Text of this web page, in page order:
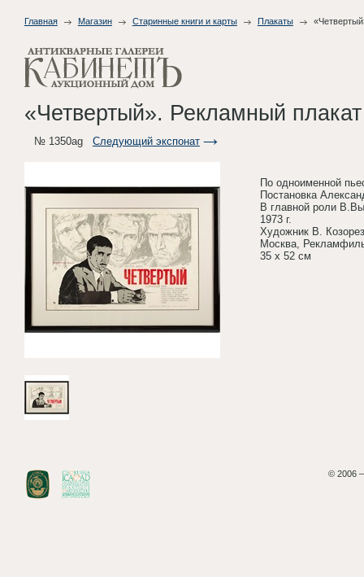
Главная Магазин Старинные книги и карты Плакаты
«Четвертый». Рекламный
№ 1350ag Следующий экспонат
По одноименной
Постановка
В главной роли
1973 г.
Художник В.
Москва,
35 х 52 см
© 2006